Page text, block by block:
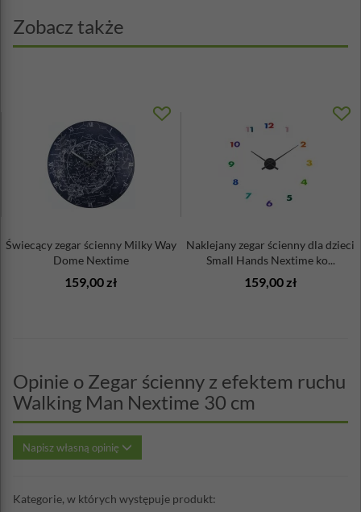
Zobacz także
Świecący zegar ścienny Milky Way
Dome Nextime
159,00 zł
Naklejany zegar ścienny dla dzieci
Small Hands Nextime ko...
159,00 zł
Opinie o Zegar ścienny z efektem ruchu
Walking Man Nextime 30 cm
Napisz własną opinię
Kategorie, w których występuje produkt: